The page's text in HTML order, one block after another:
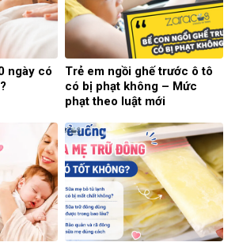
ngày có
Trẻ em ngồi ghế trước ô tô
có bị phạt không – Mức
phạt theo luật mới